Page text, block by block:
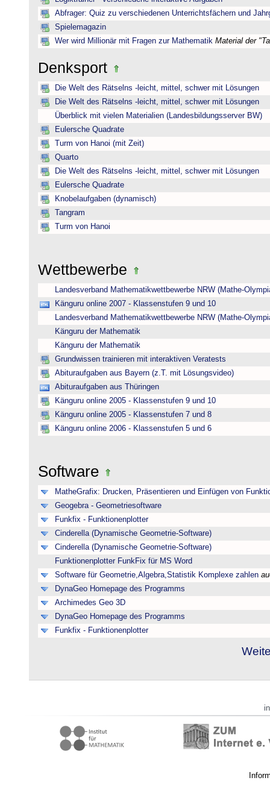
Abfrager: Quiz zu verschiedenen Unterrichtsfächern und
Spielemagazin
Wer wird Millionär mit Fragen zur Mathematik Material der
Denksport
Die Welt des Rätselns -leicht, mittel, schwer mit Lösungen
Die Welt des Rätselns -leicht, mittel, schwer mit Lösungen
Überblick mit vielen Materialien (Landesbildungsserver BW)
Eulersche Quadrate
Turm von Hanoi (mit Zeit)
Quarto
Die Welt des Rätselns -leicht, mittel, schwer mit Lösungen
Eulersche Quadrate
Knobelaufgaben (dynamisch)
Tangram
Turm von Hanoi
Wettbewerbe
Landesverband Mathematikwettbewerbe NRW (Mathe-
Känguru online 2007 - Klassenstufen 9 und 10
Landesverband Mathematikwettbewerbe NRW (Mathe-
Känguru der Mathematik
Känguru der Mathematik
Grundwissen trainieren mit interaktiven Veratests
Abituraufgaben aus Bayern (z.T. mit Lösungsvideo)
Abituraufgaben aus Thüringen
Känguru online 2005 - Klassenstufen 9 und 10
Känguru online 2005 - Klassenstufen 7 und 8
Känguru online 2006 - Klassenstufen 5 und 6
Software
MatheGrafix: Drucken, Präsentieren und Einfügen von
Geogebra - Geometriesoftware
Funkfix - Funktionenplotter
Cinderella (Dynamische Geometrie-Software)
Cinderella (Dynamische Geometrie-Software)
Funktionenplotter FunkFix für MS Word
Software für Geometrie,Algebra,Statistik Komplexe zahlen
DynaGeo Homepage des Programms
Archimedes Geo 3D
DynaGeo Homepage des Programms
Funkfix - Funktionenplotter